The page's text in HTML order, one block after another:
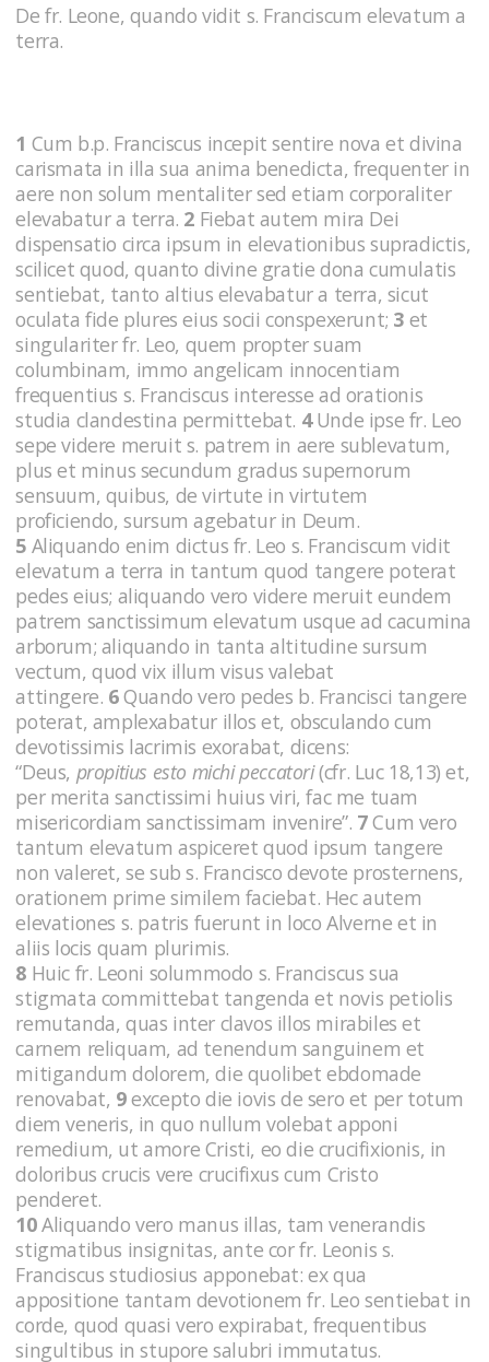
De fr. Leone, quando vidit s. Franciscum elevatum a
terra.
1 Cum b.p. Franciscus incepit sentire nova et divina
carismata in illa sua anima benedicta, frequenter in
aere non solum mentaliter sed etiam corporaliter
elevabatur a terra. 2 Fiebat autem mira Dei
dispensatio circa ipsum in elevationibus supradictis,
scilicet quod, quanto divine gratie dona cumulatis
sentiebat, tanto altius elevabatur a terra, sicut
oculata fide plures eius socii conspexerunt; 3 et
singulariter fr. Leo, quem propter suam
columbinam, immo angelicam innocentiam
frequentius s. Franciscus interesse ad orationis
studia clandestina permittebat. 4Unde ipse fr. Leo
sepe videre meruit s. patrem in aere sublevatum,
plus et minus secundum gradus supernorum
sensuum, quibus, de virtute in virtutem
proficiendo, sursum agebatur in Deum.
5 Aliquando enim dictus fr. Leo s. Franciscum vidit
elevatum a terra in tantum quod tangere poterat
pedes eius; aliquando vero videre meruit eundem
patrem sanctissimum elevatum usque ad cacumina
arborum; aliquando in tanta altitudine sursum
vectum, quod vix illum visus valebat
attingere. 6Quando vero pedes b. Francisci tangere
poterat, amplexabatur illos et, obsculando cum
devotissimis lacrimis exorabat, dicens:
“Deus, propitius esto michi peccatori(cfr. Luc 18,13) et,
per merita sanctissimi huius viri, fac me tuam
misericordiam sanctissimam invenire”. 7Cum vero
tantum elevatum aspiceret quod ipsum tangere
non valeret, se sub s. Francisco devote prosternens,
orationem prime similem faciebat. Hec autem
elevationes s. patris fuerunt in loco Alverne et in
aliis locis quam plurimis.
8 Huic fr. Leoni solummodo s. Franciscus sua
stigmata committebat tangenda et novis petiolis
remutanda, quas inter clavos illos mirabiles et
carnem reliquam, ad tenendum sanguinem et
mitigandum dolorem, die quolibet ebdomade
renovabat, 9excepto die iovis de sero et per totum
diem veneris, in quo nullum volebat apponi
remedium, ut amore Cristi, eo die crucifixionis, in
doloribus crucis vere crucifixus cum Cristo
penderet.
10Aliquando vero manus illas, tam venerandis
stigmatibus insignitas, ante cor fr. Leonis s.
Franciscus studiosius apponebat: ex qua
appositione tantam devotionem fr. Leo sentiebat in
corde, quod quasi vero expirabat, frequentibus
singultibus in stupore salubri immutatus.